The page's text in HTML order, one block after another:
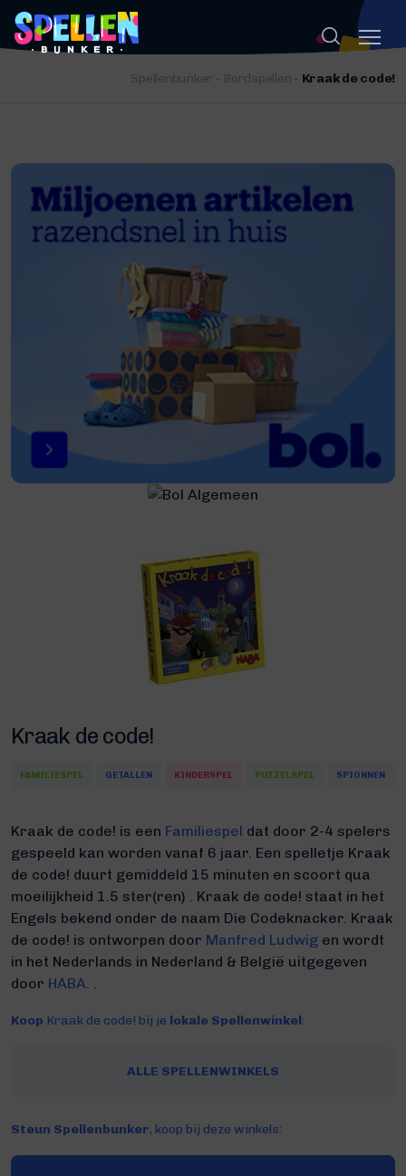
Spellenbunker - Bordspellen - Kraak de code!
Kraak de code!
FAMILIESPEL GETALLEN KINDERSPEL PUZZELSPEL SPIONNEN
Kraak de code! is een Familiespel dat door 2-4 spelers
gespeeld kan worden vanaf 6 jaar. Een spelletje Kraak
de code! duurt gemiddeld 15 minuten en scoort qua
moeilijkheid 1.5 ster(ren) . Kraak de code! staat in het
Engels bekend onder de naam Die Codeknacker. Kraak
de code! is ontworpen door Manfred Ludwig en wordt
in het Nederlands in Nederland & België uitgegeven
door HABA. .
Koop Kraak de code! bij je lokale Spellenwinkel:
ALLE SPELLENWINKELS
Steun Spellenbunker, koop bij deze winkels: